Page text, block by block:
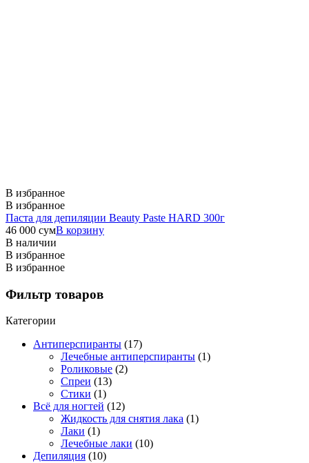
В избранное
В избранное
Паста для депиляции Beauty Paste HARD 300г
46 000 сумВ корзину
В наличии
В избранное
В избранное
Фильтр товаров
Категории
Антиперспиранты (17)
Лечебные антиперспиранты (1)
Роликовые (2)
Спреи (13)
Стики (1)
Всё для ногтей (12)
Жидкость для снятия лака (1)
Лаки (1)
Лечебные лаки (10)
Депиляция (10)